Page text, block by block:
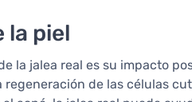
la piel
la jalea real es su impacto
de las células